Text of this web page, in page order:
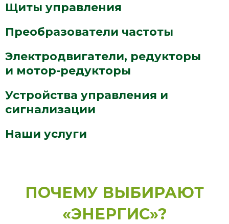
Щиты управления
Преобразователи частоты
Электродвигатели, редукторы
и мотор-редукторы
Устройства управления и
сигнализации
Наши услуги
ПОЧЕМУ ВЫБИРАЮТ
«ЭНЕРГИС»?